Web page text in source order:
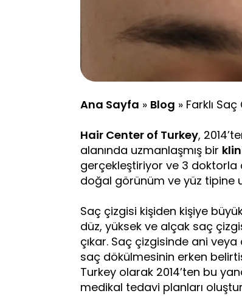
Ana Sayfa » Blog » Farklı
Hair Center of Turkey,
alanında uzmanlaşmış bir
gerçekleştiriyor ve 3 doktorla
doğal görünüm ve yüz tipine
Saç çizgisi kişiden kişiye
düz, yüksek ve alçak saç
çıkar. Saç çizgisinde ani
saç dökülmesinin erken
Turkey olarak 2014’ten bu
medikal tedavi planları